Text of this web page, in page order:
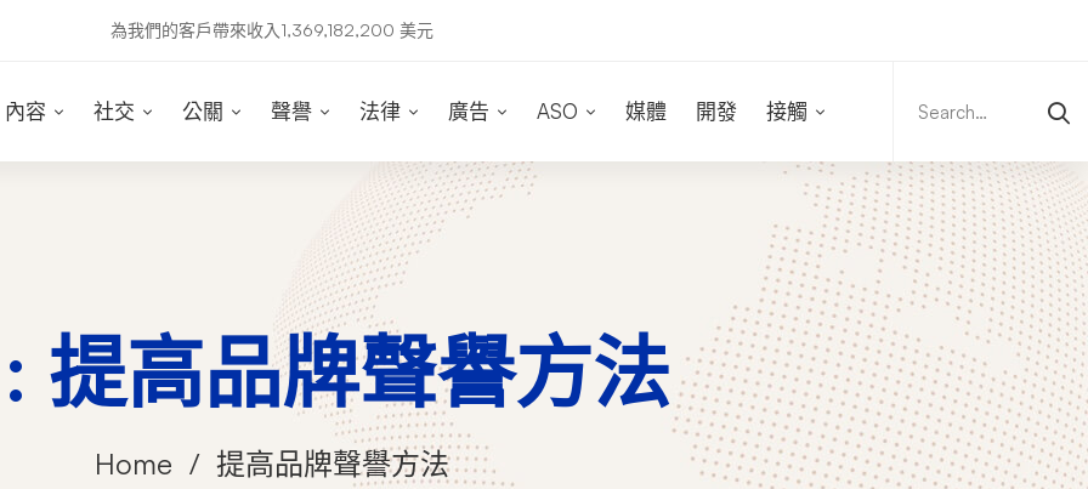
為我們的客戶帶來收入1,369,182,200 美元
內容 社交 公關 聲譽 法律 廣告 ASO 媒體 開發 接觸
for:
提高品牌聲譽方法
Home 提高品牌聲譽方法